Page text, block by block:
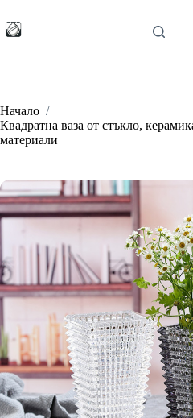
to
content
Начало /
Квадратна ваза от стъкло,
материали